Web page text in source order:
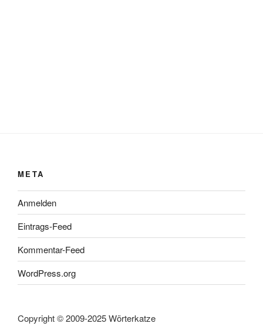
META
Anmelden
Eintrags-Feed
Kommentar-Feed
WordPress.org
Copyright © 2009-2025 Wörterkatze